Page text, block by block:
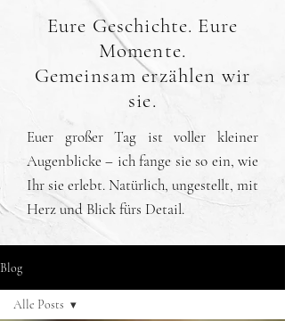
Eure Geschichte. Eure
Momente.
Gemeinsam erzählen wir
sie.
Euer großer Tag ist voller kleiner
Augenblicke – ich fange sie so ein, wie
Ihr sie erlebt. Natürlich, ungestellt, mit
Herz und Blick fürs Detail.
Blog
Alle Posts